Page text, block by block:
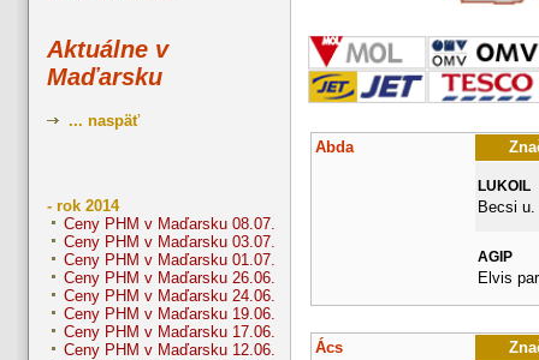
Aktuálne v
Maďarsku
... naspäť
- rok 2014
Ceny PHM v Maďarsku 08.07.
Ceny PHM v Maďarsku 03.07.
Ceny PHM v Maďarsku 01.07.
Ceny PHM v Maďarsku 26.06.
Ceny PHM v Maďarsku 24.06.
Ceny PHM v Maďarsku 19.06.
Ceny PHM v Maďarsku 17.06.
Ceny PHM v Maďarsku 12.06.
Abda
LUKOIL
Becsi u.
AGIP
Elvis
Ács